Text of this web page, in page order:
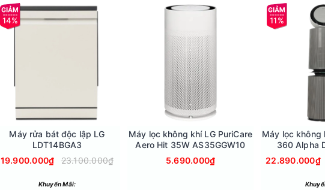
14%
Máy rửa bát độc lập LG
LDT14BGA3
19.900.000₫
23.100.000₫
Khuyến Mãi:
Máy lọc không khí LG PuriCare
Aero Hit 35W AS35GGW10
5.690.000₫
11%
Máy lọc không
360 Alpha
22.890.000₫